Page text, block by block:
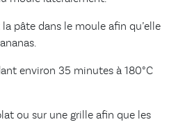
pâte dans le moule afin qu’elle
environ 35 minutes à 180°C
ou sur une grille afin que les